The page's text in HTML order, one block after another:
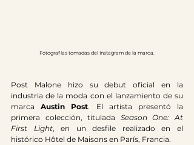
Fotografías tomadas del Instagram de la marca.
Post Malone hizo su debut oficial en la
industria de la moda con el lanzamiento de su
marca Austin Post. El artista presentó la
primera colección, titulada Season One: At
First Light, en un desfile realizado en el
histórico Hôtel de Maisons en París, Francia.